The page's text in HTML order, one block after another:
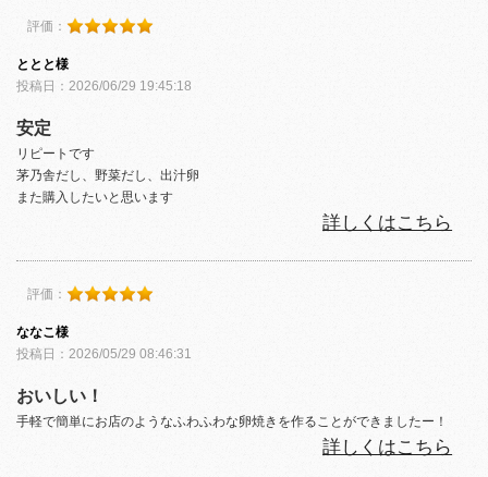
評価：
ととと様
投稿日：2026/06/29 19:45:18
安定
リピートです
茅乃舎だし、野菜だし、出汁卵
また購入したいと思います
詳しくはこちら
評価：
ななこ様
投稿日：2026/05/29 08:46:31
おいしい！
手軽で簡単にお店のようなふわふわな卵焼きを作ることができましたー！
詳しくはこちら